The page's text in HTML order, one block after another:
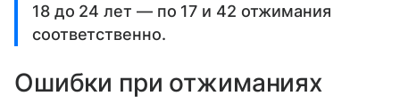
18 до 24 лет — по 17 и 42 отжимания
соответственно.
Ошибки при отжиманиях